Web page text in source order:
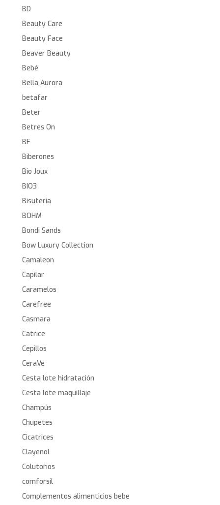
BD
Beauty Care
Beauty Face
Beaver Beauty
Bebé
Bella Aurora
betafar
Beter
Betres On
BF
Biberones
Bio Joux
BIO3
Bisuteria
BOHM
Bondi Sands
Bow Luxury Collection
Camaleon
Capilar
Caramelos
Carefree
Casmara
Catrice
Cepillos
CeraVe
Cesta lote hidratación
Cesta lote maquillaje
Champús
Chupetes
Cicatrices
Clayenol
Colutorios
comforsil
Complementos alimenticios bebe